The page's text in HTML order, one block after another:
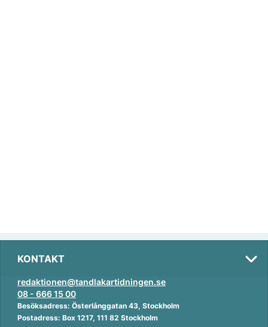
KONTAKT
redaktionen@tandlakartidningen.se
08 - 666 15 00
Besöksadress: Österlånggatan 43, Stockholm
Postadress: Box 1217, 111 82 Stockholm